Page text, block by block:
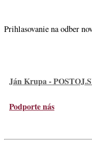
Prihlasovanie na odber
Ján Krupa -
Podporte nás